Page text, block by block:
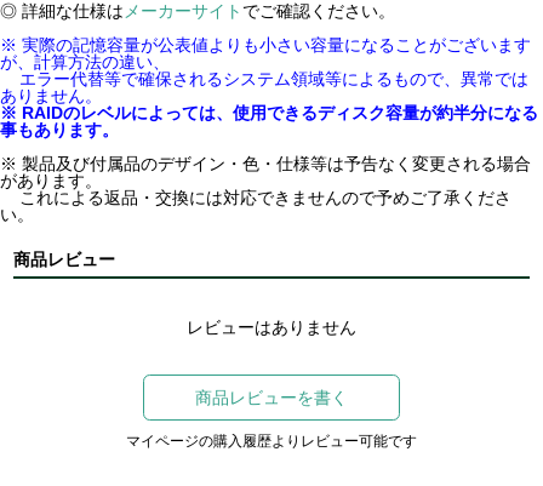
◎ 詳細な仕様はメーカーサイト でご確認ください。
※ 実際の記憶容量が公表値よりも小さい容量になることがございます
が、計算方法の違い、
エラー代替等で確保されるシステム領域等によるもので、異常では
ありません。
※ RAIDのレベルによっては、使用できるディスク容量が約半分になる
事もあります。
※ 製品及び付属品のデザイン・色・仕様等は予告なく変更される場合
があります。
これによる返品・交換には対応できませんので予めご了承くださ
い。
商品レビュー
レビューはありません
商品レビューを書く
マイページの購入履歴よりレビュー可能です